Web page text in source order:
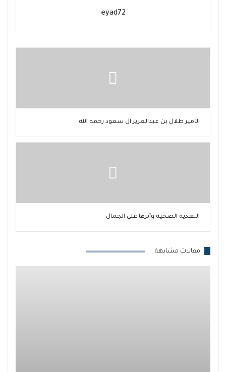
eyad72
الأمير طلال بن عبدالعزيز آل سعود رحمه الله
التغذية الصحية وأثرها على الجمال
مقالات مشابهة